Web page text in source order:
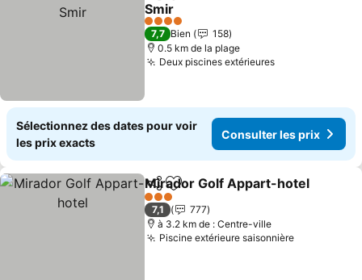
Smir
4 Étoiles
7,7 Bien
158
0.5 km de la plage
Deux piscines extérieures
Sélectionnez des dates pour voir
les prix exacts
Consulter les prix
PartagerAjouter à mes favoris
Mirador Golf Appart-hotel
3 Étoiles
7,1
777
à 3.2 km de : Centre-ville
Piscine extérieure saisonnière